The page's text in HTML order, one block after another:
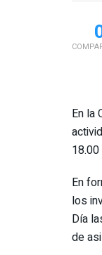
En la
En
los
Día
de